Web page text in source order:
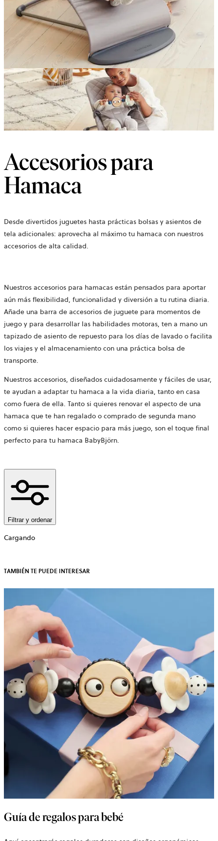
Accesorios para
Hamaca
Desde divertidos juguetes hasta prácticas bolsas y asientos de
tela adicionales: aprovecha al máximo tu hamaca con nuestros
accesorios de alta calidad.
Nuestros accesorios para hamacas están pensados para aportar
aún más flexibilidad, funcionalidad y diversión a tu rutina diaria.
Añade una barra de accesorios de juguete para momentos de
juego y para desarrollar las habilidades motoras, ten a mano un
tapizado de asiento de repuesto para los días de lavado o facilita
los viajes y el almacenamiento con una práctica bolsa de
transporte.
Nuestros accesorios, diseñados cuidadosamente y fáciles de usar,
te ayudan a adaptar tu hamaca a la vida diaria, tanto en casa
como fuera de ella. Tanto si quieres renovar el aspecto de una
hamaca que te han regalado o comprado de segunda mano
como si quieres hacer espacio para más juego, son el toque final
perfecto para tu hamaca BabyBjörn.
Filtrar y ordenar
Cargando
TAMBIÉN TE PUEDE INTERESAR
Guía de regalos para bebé